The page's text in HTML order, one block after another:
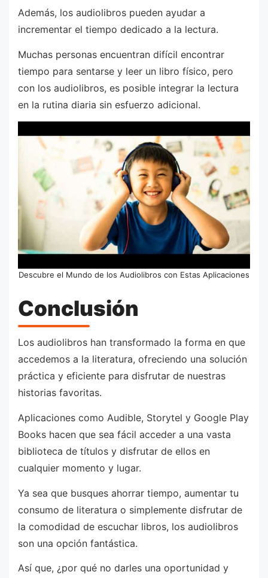
Además, los audiolibros pueden ayudar a
incrementar el tiempo dedicado a la lectura.
Muchas personas encuentran difícil encontrar
tiempo para sentarse y leer un libro físico, pero
con los audiolibros, es posible integrar la lectura
en la rutina diaria sin esfuerzo adicional.
Descubre el Mundo de los Audiolibros con Estas Aplicaciones
Conclusión
Los audiolibros han transformado la forma en que
accedemos a la literatura, ofreciendo una solución
práctica y eficiente para disfrutar de nuestras
historias favoritas.
Aplicaciones como Audible, Storytel y Google Play
Books hacen que sea fácil acceder a una vasta
biblioteca de títulos y disfrutar de ellos en
cualquier momento y lugar.
Ya sea que busques ahorrar tiempo, aumentar tu
consumo de literatura o simplemente disfrutar de
la comodidad de escuchar libros, los audiolibros
son una opción fantástica.
Así que, ¿por qué no darles una oportunidad y